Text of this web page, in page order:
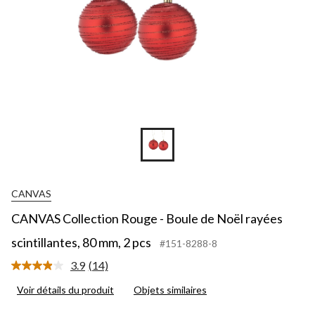
CANVAS
CANVAS Collection Rouge - Boule de Noël rayées
scintillantes, 80 mm, 2 pcs
#151-8288-8
3.9 Lire
14
(14)
Voir détails du produit Objets similaires